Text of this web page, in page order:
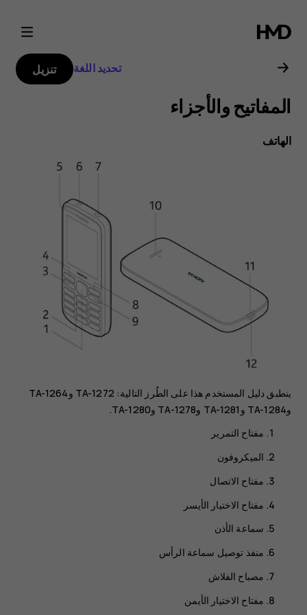
دليل
مستخدم
Nokia
215
تحديد اللغة تنزيل
المفاتيح والأجزاء
الهاتف
ينطبق دليل المستخدم هذا على الطُرز التالية: TA-1272 وTA-1264
وTA-1284 وTA-1281 وTA-1278 وTA-1280.
مفتاح التمرير
الميكروفون
مفتاح الاتصال
مفتاح الاختيار الأيسر
سماعة الأذن
منفذ توصيل سماعة الرأس
مصباح الفلاش
مفتاح الاختيار الأيمن